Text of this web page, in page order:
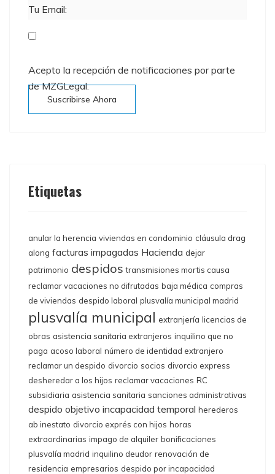
Tu Email:
Acepto la recepción de notificaciones por parte
de MZGLegal.
Suscribirse Ahora
Etiquetas
anular la herencia viviendas en condominio cláusula drag
along facturas impagadas Hacienda dejar
patrimonio despidos transmisiones mortis causa
reclamar vacaciones no difrutadas baja médica compras
de viviendas despido laboral plusvalía municipal madrid
plusvalía municipal extranjería licencias de
obras asistencia sanitaria extranjeros inquilino que no
paga acoso laboral número de identidad extranjero
reclamar un despido divorcio socios divorcio express
desheredar a los hijos reclamar vacaciones RC
subsidiaria asistencia sanitaria sanciones administrativas
despido objetivo incapacidad temporal herederos
ab inestato divorcio exprés con hijos horas
extraordinarias impago de alquiler bonificaciones
plusvalía madrid inquilino deudor renovación de
residencia empresarios despido por incapacidad